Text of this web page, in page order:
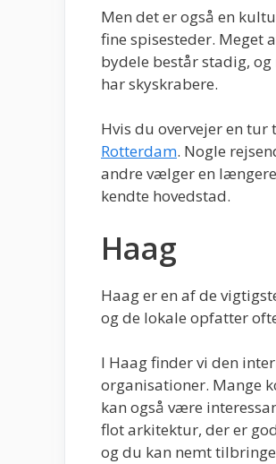
Men det er også en
fine spisesteder. Meget
bydele består stadig,
har skyskrabere.
Hvis du overvejer en
Rotterdam. Nogle
andre vælger en
kendte hovedstad.
Haag
Haag er en af de
og de lokale opfatter
I Haag finder vi den
organisationer. Mange
kan også være
flot arkitektur, der er
og du kan nemt